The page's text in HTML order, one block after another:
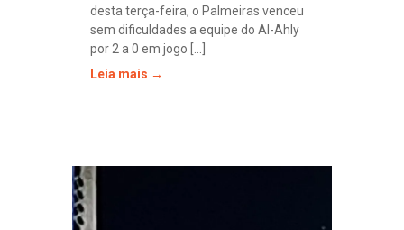
desta terça-feira, o Palmeiras venceu
sem dificuldades a equipe do Al-Ahly
por 2 a 0 em jogo [...]
Leia mais →